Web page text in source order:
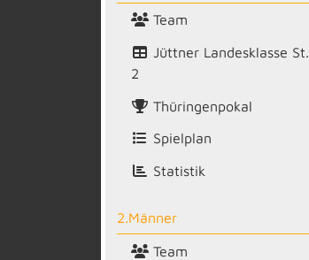
Team
Jüttner Landesklasse St.
2
Thüringenpokal
Spielplan
Statistik
2.Männer
Team